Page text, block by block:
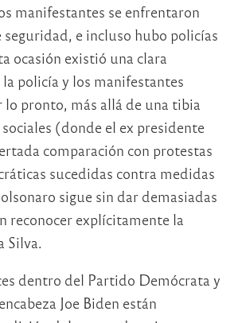
manifestantes se enfrentaron
seguridad, e incluso hubo policías
ocasión existió una clara
policía y los manifestantes
lo pronto, más allá de una tibia
(donde el ex presidente
comparación con protestas
sucedidas contra medidas
sigue sin dar demasiadas
reconocer explícitamente la
Silva.
dentro del Partido Demócrata y
Joe Biden están